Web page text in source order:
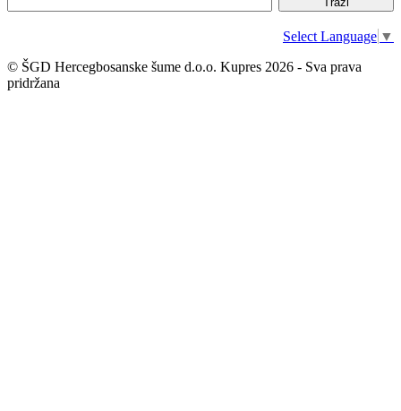
Select Language ▼
© ŠGD Hercegbosanske šume d.o.o. Kupres 2026 - Sva prava
pridržana